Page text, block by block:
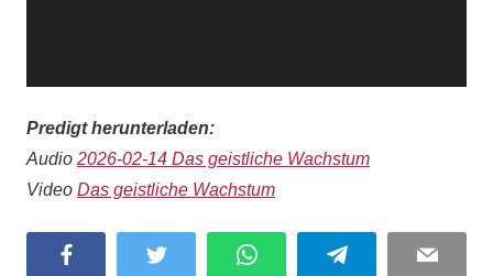
Predigt herunterladen:
Audio 2026-02-14 Das geistliche Wachstum
Video Das geistliche Wachstum
Facebook Twitter WhatsApp Telegram Email